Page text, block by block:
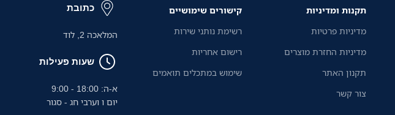
מדפסת זו תפחית את עלויות ההדפסה
תקנות ומדיניות
מדיניות פרטיות
מדיניות החזרת מוצרים
תקנון האתר
צור קשר
קישורים שימושיים
רשימת נותני שירות
רישום אחריות
שימוש במתכלים תואמים
כתובת
המלאכה 2, לוד
שעות פעילות
א-ה: 18:00 - 9:00
יום ו וערבי חג - סגור